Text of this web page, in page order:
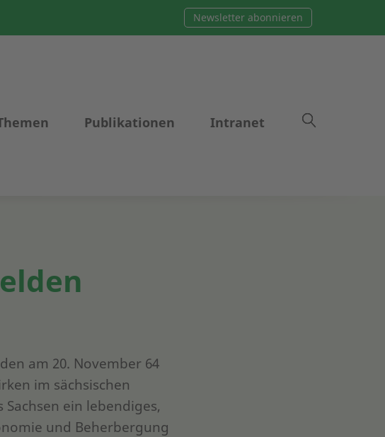
Newsletter abonnieren
Publikationen Intranet
am 20. November 64
im sächsischen
ein lebendiges,
und Beherbergung